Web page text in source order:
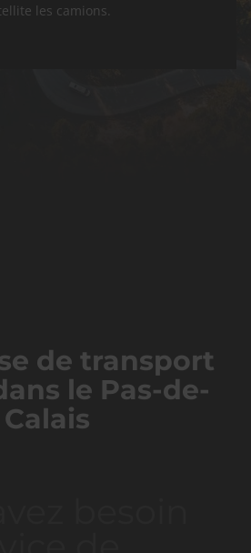
les camions.
de transport
le Pas-de-
Calais